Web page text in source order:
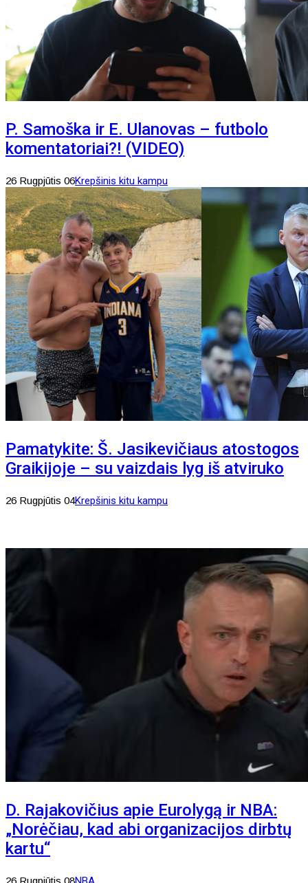
P. Samoška ir E. Ulanovas – futbolo
komentatoriai?! (VIDEO)
26 Rugpjūtis 06Krepšinis kitu kampu
Pamatykite: Š. Jasikevičiaus atostogos
Graikijoje – su vaizdais lyg iš atviruko
26 Rugpjūtis 04Krepšinis kitu kampu
D. Rajakovičius apie Eurolygą ir NBA:
„Norėčiau, kad abi organizacijos dirbtų
kartu“